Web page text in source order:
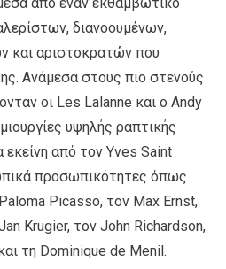
διανοουμένων,
και αριστοκρατών που
Ανάμεσα στους πιο στενούς
οι Les Lalanne και ο Andy
υψηλής ραπτικής
εκείνη από τον Yves Saint
προσωπικότητες όπως
Picasso, τον Max Ernst,
Krugier, τον John Richardson,
τη Dominique de Menil.